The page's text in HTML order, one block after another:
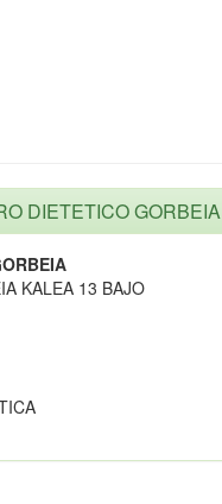
DIETETICO GORBEIA
KALEA 13 BAJO